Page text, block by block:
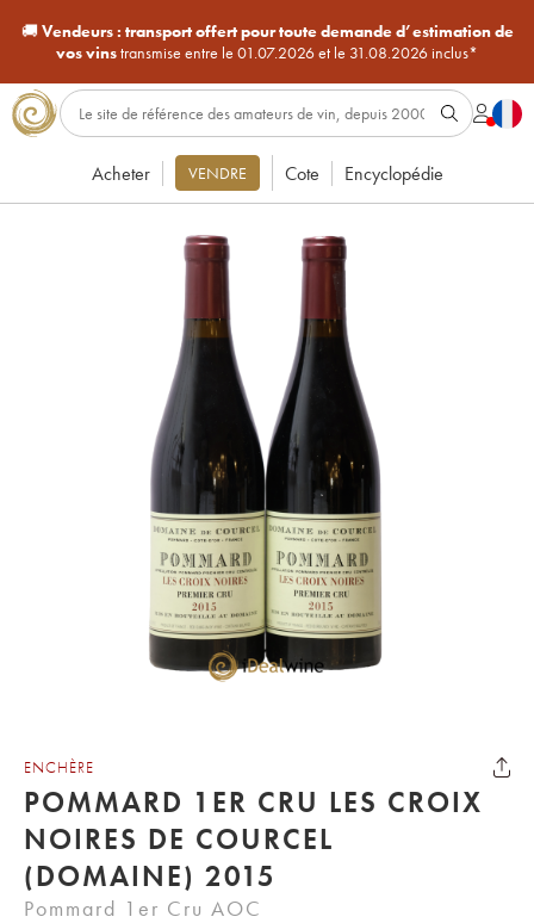
🚚Vendeurs : transport offert pour toute demande d’estimation de
vos vinstransmise entre le 01.07.2026 et le 31.08.2026 inclus*
Acheter VENDRE Cote Encyclopédie
ENCHÈRE
POMMARD 1ER CRU LES CROIX
NOIRES DE COURCEL
(DOMAINE) 2015
Pommard 1er Cru AOC